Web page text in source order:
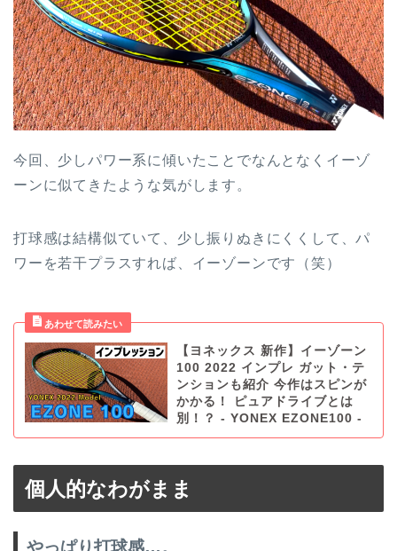
今回、少しパワー系に傾いたことでなんとなくイーゾ
ーンに似てきたような気がします。
打球感は結構似ていて、少し振りぬきにくくして、パ
ワーを若干プラスすれば、イーゾーンです（笑）
【ヨネックス 新作】イーゾーン
100 2022 インプレ ガット・テ
ンションも紹介 今作はスピンが
かかる！ ピュアドライブとは
別！？ - YONEX EZONE100 -
個人的なわがまま
やっぱり打球感…。